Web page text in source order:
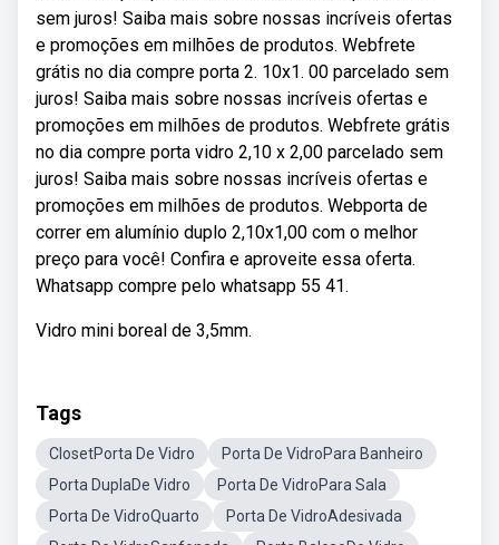
sem juros! Saiba mais sobre nossas incríveis ofertas
e promoções em milhões de produtos. Webfrete
grátis no dia compre porta 2. 10x1. 00 parcelado sem
juros! Saiba mais sobre nossas incríveis ofertas e
promoções em milhões de produtos. Webfrete grátis
no dia compre porta vidro 2,10 x 2,00 parcelado sem
juros! Saiba mais sobre nossas incríveis ofertas e
promoções em milhões de produtos. Webporta de
correr em alumínio duplo 2,10x1,00 com o melhor
preço para você! Confira e aproveite essa oferta.
Whatsapp compre pelo whatsapp 55 41.
Vidro mini boreal de 3,5mm.
Tags
ClosetPorta De Vidro
Porta De VidroPara Banheiro
Porta DuplaDe Vidro
Porta De VidroPara Sala
Porta De VidroQuarto
Porta De VidroAdesivada